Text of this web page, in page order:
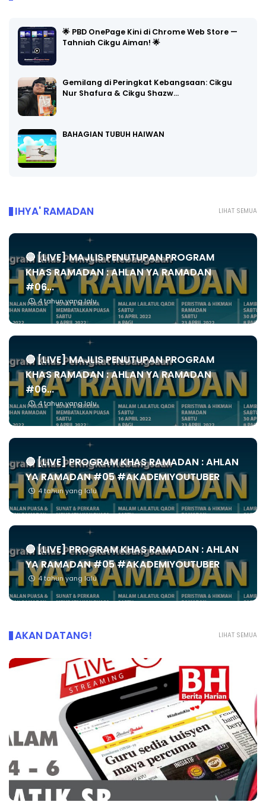
🌟 PBD OnePage Kini di Chrome Web Store —
Tahniah Cikgu Aiman! 🌟
Gemilang di Peringkat Kebangsaan: Cikgu
Nur Shafura & Cikgu Shazw…
BAHAGIAN TUBUH HAIWAN
LIHAT SEMUA
IHYA' RAMADAN
🔴 [LIVE] MAJLIS PENUTUPAN PROGRAM
KHAS RAMADAN : AHLAN YA RAMADAN
#06...
4 tahun yang lalu
🔴 [LIVE] MAJLIS PENUTUPAN PROGRAM
KHAS RAMADAN : AHLAN YA RAMADAN
#06...
4 tahun yang lalu
🔴 [LIVE] PROGRAM KHAS RAMADAN : AHLAN
YA RAMADAN #05 #AKADEMIYOUTUBER
4 tahun yang lalu
🔴 [LIVE] PROGRAM KHAS RAMADAN : AHLAN
YA RAMADAN #05 #AKADEMIYOUTUBER
4 tahun yang lalu
LIHAT SEMUA
AKAN DATANG!